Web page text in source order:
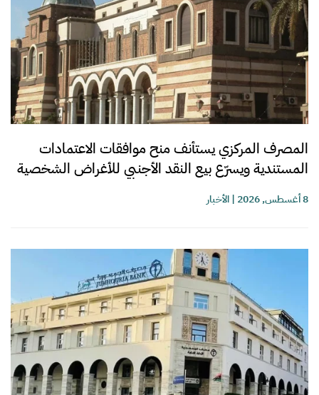
المصرف المركزي يستأنف منح موافقات الاعتمادات
المستندية ويسرّع بيع النقد الأجنبي للأغراض الشخصية
8 أغسطس, 2026 |الأخبار